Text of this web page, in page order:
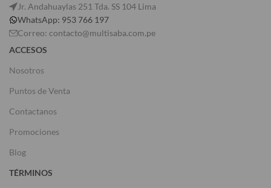
Jr. Andahuaylas 251 Tda. SS 104 Lima
WhatsApp: 953 766 197
Correo: contacto@multisaba.com.pe
ACCESOS
Nosotros
Puntos de Venta
Contactanos
Promociones
Blog
TÉRMINOS